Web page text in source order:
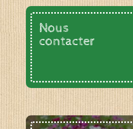
Nous
contacter